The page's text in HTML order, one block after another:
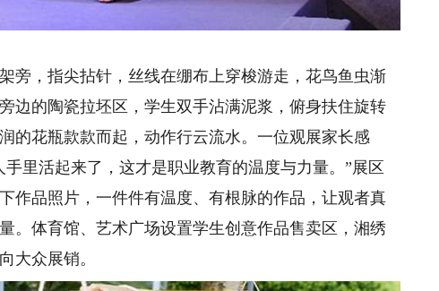
，指尖拈针，丝线在绷布上穿梭游走，花鸟鱼虫渐
边的陶瓷拉坯区，学生双手沾满泥浆，俯身扶住旋转
的花瓶款款而起，动作行云流水。一位观展家长感
里活起来了，这才是职业教育的温度与力量。”展区
作品照片，一件件有温度、有根脉的作品，让观者真
。体育馆、艺术广场设置学生创意作品售卖区，湘绣
大众展销。